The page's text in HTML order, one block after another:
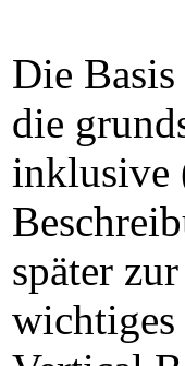
Die
die
inklusive
später